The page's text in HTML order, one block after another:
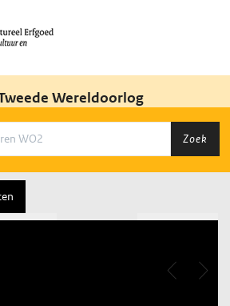
Wereldoorlog
Zoek